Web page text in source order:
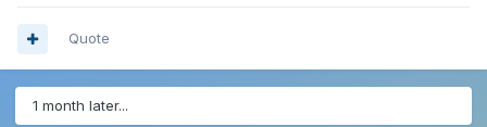
Quote
1 month later...